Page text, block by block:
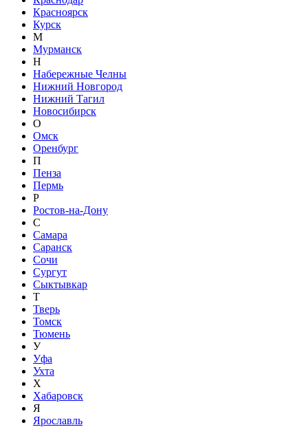
Красноярск
Курск
М
Мурманск
Н
Набережные Челны
Нижний Новгород
Нижний Тагил
Новосибирск
О
Омск
Оренбург
П
Пенза
Пермь
Р
Ростов-на-Дону
С
Самара
Саранск
Сочи
Сургут
Сыктывкар
Т
Тверь
Томск
Тюмень
У
Уфа
Ухта
Х
Хабаровск
Я
Ярославль